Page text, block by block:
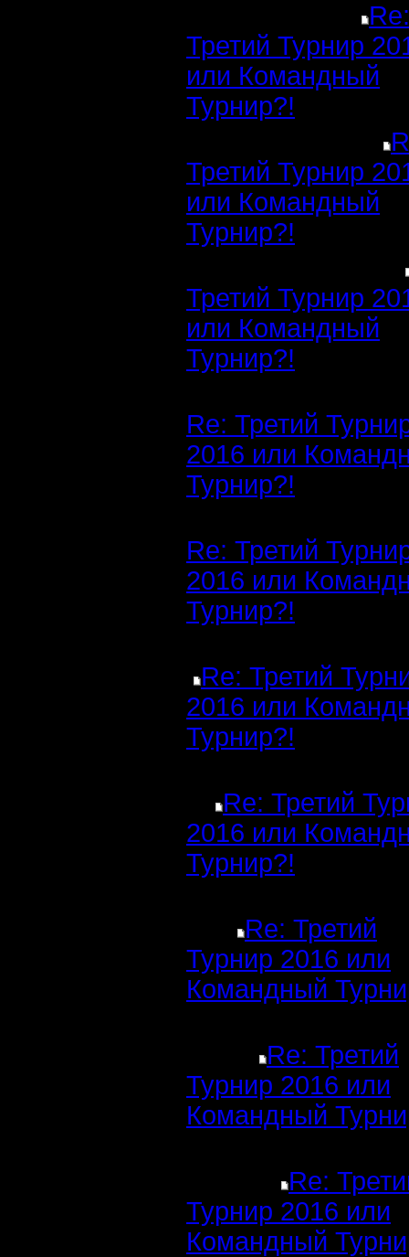
Re:
Третий Турнир
или Командный
Турнир?!
Третий Турнир
или Командный
Турнир?!
Третий Турнир
или Командный
Турнир?!
Re: Третий
2016 или
Турнир?!
Re: Третий
2016 или
Турнир?!
Re: Третий
2016 или
Турнир?!
Re: Третий
2016 или
Турнир?!
Re: Третий
Турнир 2016 или
Командный
Re: Третий
Турнир 2016 или
Командный
Re:
Турнир 2016 или
Командный